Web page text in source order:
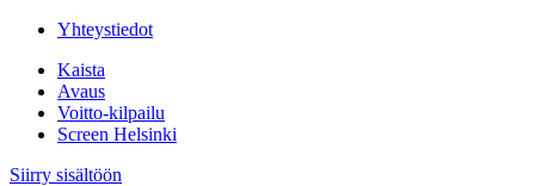
Yhteystiedot
Kaista
Avaus
Voitto-kilpailu
Screen Helsinki
Siirry sisältöön